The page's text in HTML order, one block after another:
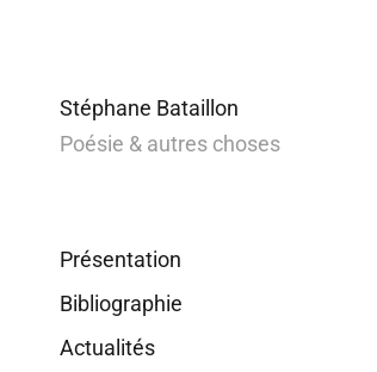
Stéphane Bataillon
Poésie & autres choses
Présentation
Bibliographie
Actualités